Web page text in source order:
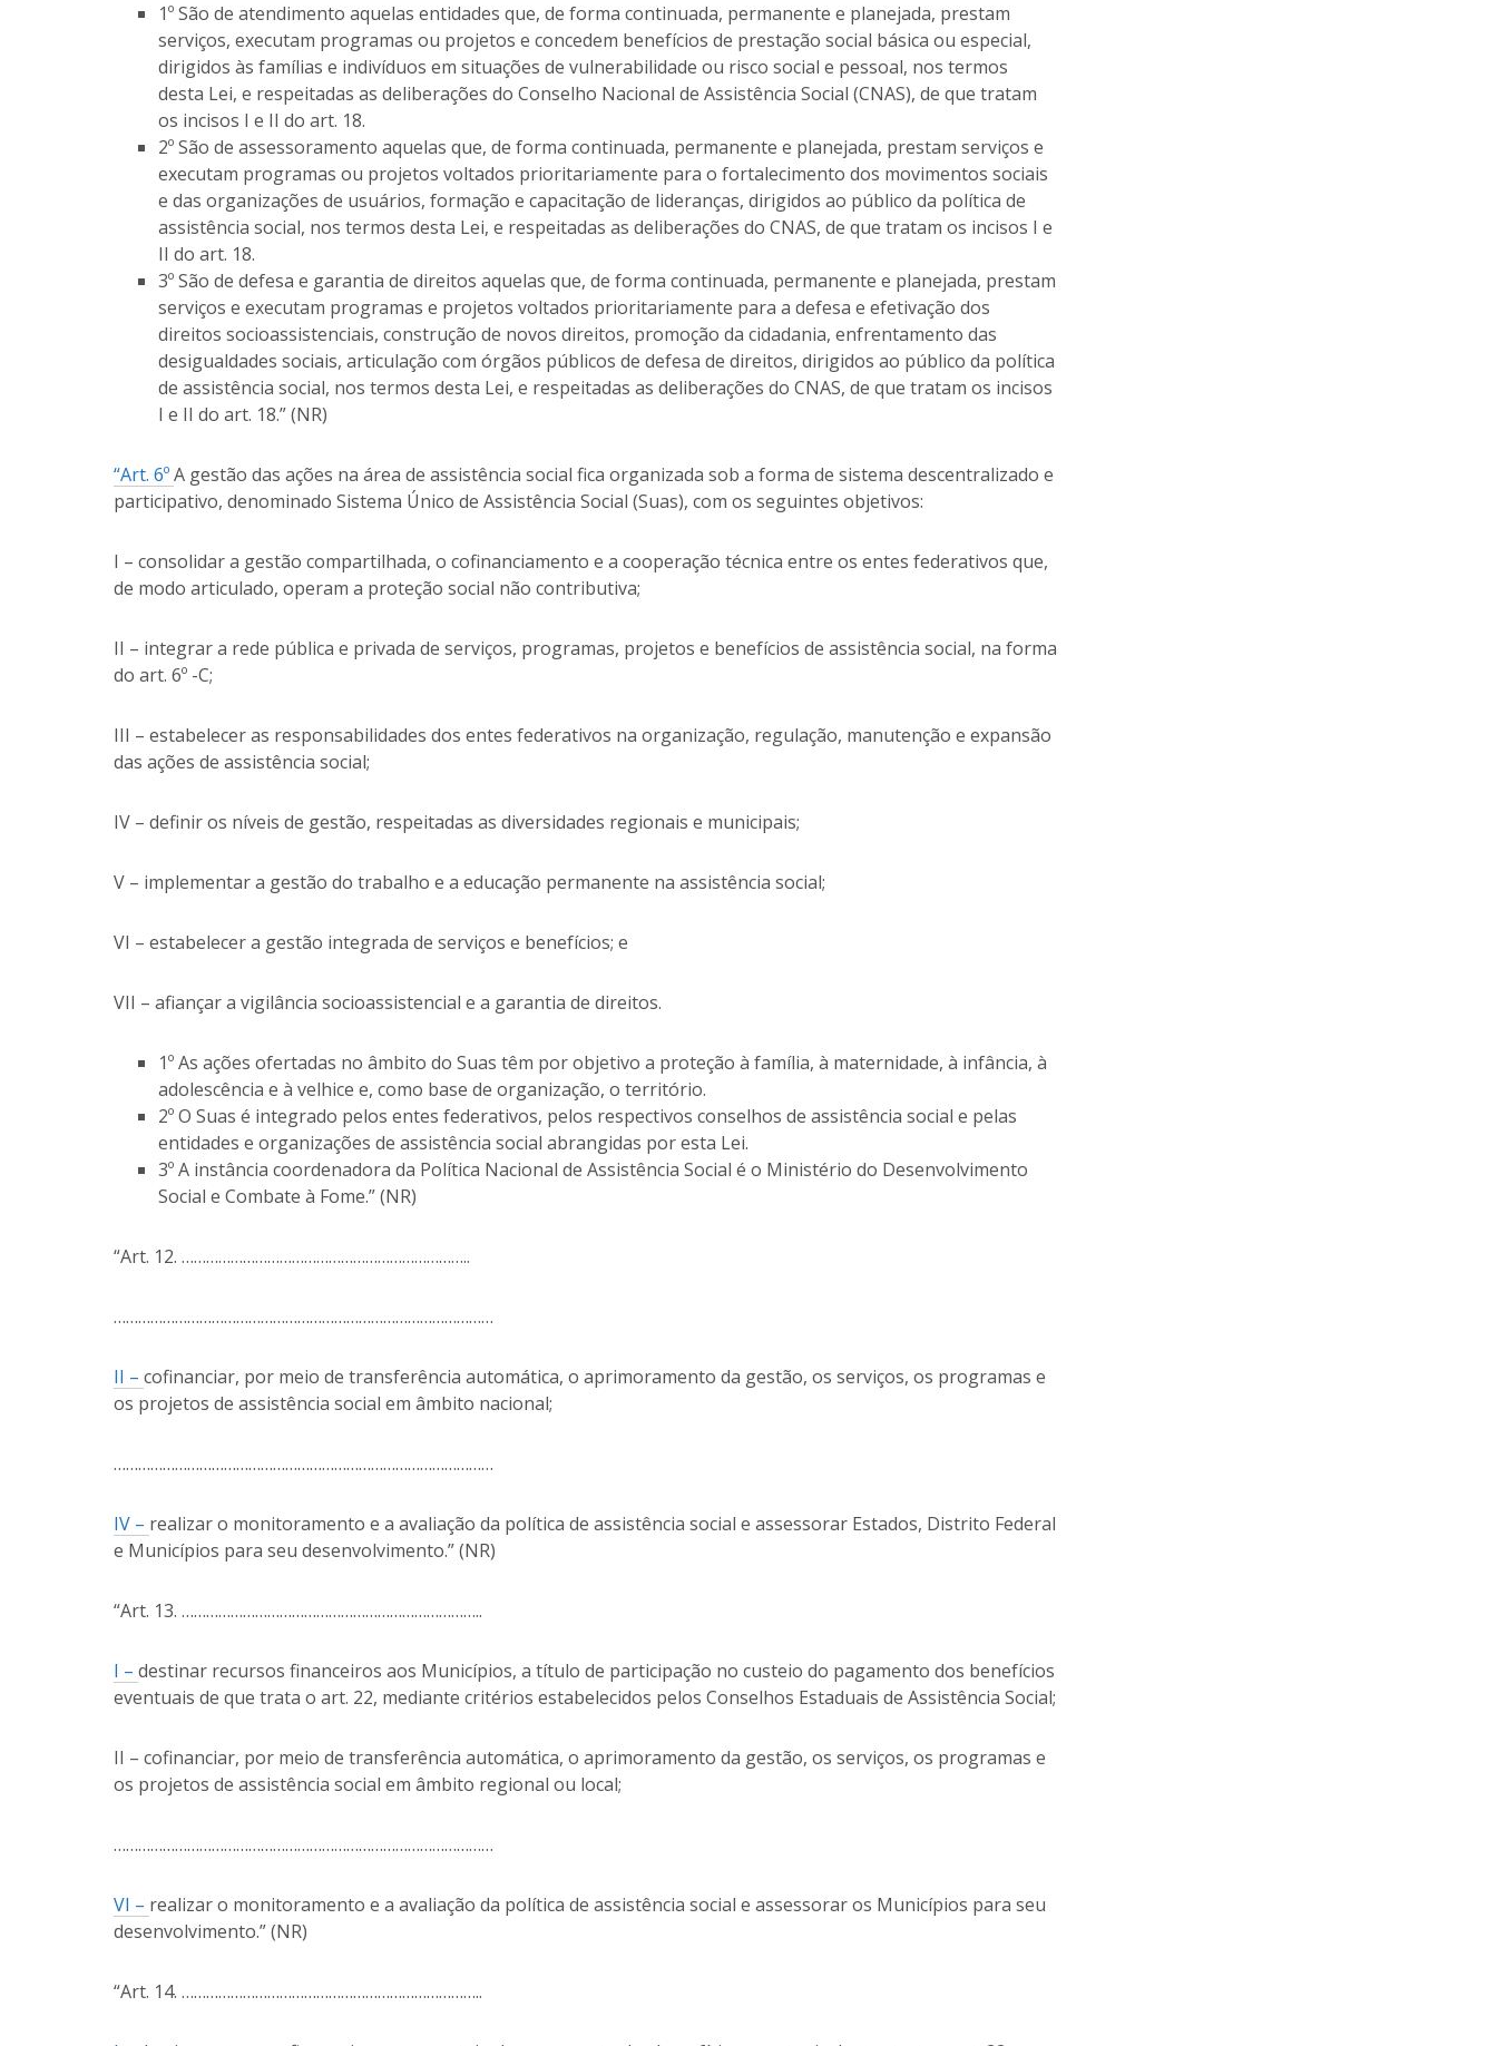
1º São de atendimento aquelas entidades que, de forma continuada, permanente e planejada, prestam
serviços, executam programas ou projetos e concedem benefícios de prestação social básica ou especial,
dirigidos às famílias e indivíduos em situações de vulnerabilidade ou risco social e pessoal, nos termos
desta Lei, e respeitadas as deliberações do Conselho Nacional de Assistência Social (CNAS), de que tratam
os incisos I e II do art. 18.
2º São de assessoramento aquelas que, de forma continuada, permanente e planejada, prestam serviços e
executam programas ou projetos voltados prioritariamente para o fortalecimento dos movimentos sociais
e das organizações de usuários, formação e capacitação de lideranças, dirigidos ao público da política de
assistência social, nos termos desta Lei, e respeitadas as deliberações do CNAS, de que tratam os incisos I e
II do art. 18.
3º São de defesa e garantia de direitos aquelas que, de forma continuada, permanente e planejada, prestam
serviços e executam programas e projetos voltados prioritariamente para a defesa e efetivação dos
direitos socioassistenciais, construção de novos direitos, promoção da cidadania, enfrentamento das
desigualdades sociais, articulação com órgãos públicos de defesa de direitos, dirigidos ao público da política
de assistência social, nos termos desta Lei, e respeitadas as deliberações do CNAS, de que tratam os incisos
I e II do art. 18.” (NR)
“Art. 6ºA gestão das ações na área de assistência social fica organizada sob a forma de sistema descentralizado e
participativo, denominado Sistema Único de Assistência Social (Suas), com os seguintes objetivos:
I – consolidar a gestão compartilhada, o cofinanciamento e a cooperação técnica entre os entes federativos que,
de modo articulado, operam a proteção social não contributiva;
II – integrar a rede pública e privada de serviços, programas, projetos e benefícios de assistência social, na forma
do art. 6º -C;
III – estabelecer as responsabilidades dos entes federativos na organização, regulação, manutenção e expansão
das ações de assistência social;
IV – definir os níveis de gestão, respeitadas as diversidades regionais e municipais;
V – implementar a gestão do trabalho e a educação permanente na assistência social;
VI – estabelecer a gestão integrada de serviços e benefícios; e
VII – afiançar a vigilância socioassistencial e a garantia de direitos.
1º As ações ofertadas no âmbito do Suas têm por objetivo a proteção à família, à maternidade, à infância, à
adolescência e à velhice e, como base de organização, o território.
2º O Suas é integrado pelos entes federativos, pelos respectivos conselhos de assistência social e pelas
entidades e organizações de assistência social abrangidas por esta Lei.
3º A instância coordenadora da Política Nacional de Assistência Social é o Ministério do Desenvolvimento
Social e Combate à Fome.” (NR)
“Art. 12. ……………………………………………………………..
…………………………………………………………………………………
II – cofinanciar, por meio de transferência automática, o aprimoramento da gestão, os serviços, os programas e
os projetos de assistência social em âmbito nacional;
…………………………………………………………………………………
IV – realizar o monitoramento e a avaliação da política de assistência social e assessorar Estados, Distrito Federal
e Municípios para seu desenvolvimento.” (NR)
“Art. 13. ………………………………………………………………..
I – destinar recursos financeiros aos Municípios, a título de participação no custeio do pagamento dos benefícios
eventuais de que trata o art. 22, mediante critérios estabelecidos pelos Conselhos Estaduais de Assistência Social;
II – cofinanciar, por meio de transferência automática, o aprimoramento da gestão, os serviços, os programas e
os projetos de assistência social em âmbito regional ou local;
…………………………………………………………………………………
VI – realizar o monitoramento e a avaliação da política de assistência social e assessorar os Municípios para seu
desenvolvimento.” (NR)
“Art. 14. ………………………………………………………………..